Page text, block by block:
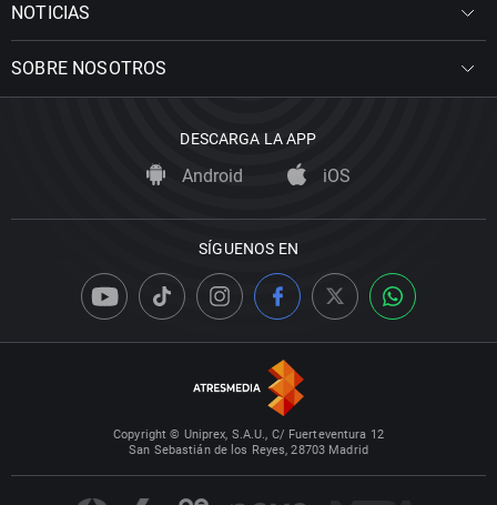
NOTICIAS
SOBRE NOSOTROS
DESCARGA LA APP
Android iOS
SÍGUENOS EN
Copyright © Uniprex, S.A.U., C/ Fuerteventura 12
San Sebastián de los Reyes, 28703 Madrid